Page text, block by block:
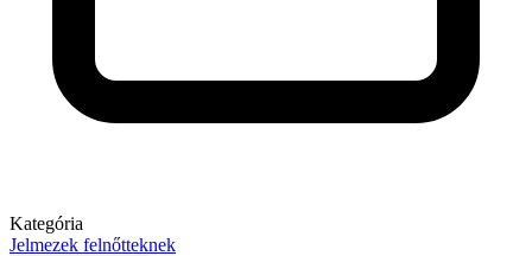
Kategória
Jelmezek felnőtteknek